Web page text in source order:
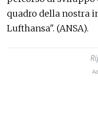
quadro della nostra
Lufthansa". (ANSA).